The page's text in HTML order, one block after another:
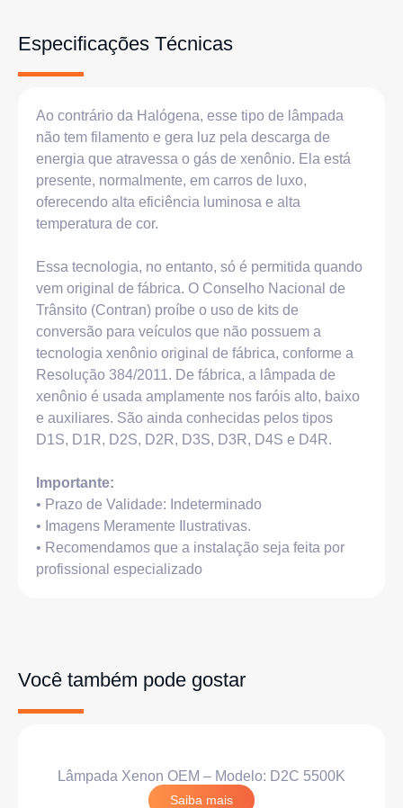
Especificações Técnicas
Ao contrário da Halógena, esse tipo de lâmpada
não tem filamento e gera luz pela descarga de
energia que atravessa o gás de xenônio. Ela está
presente, normalmente, em carros de luxo,
oferecendo alta eficiência luminosa e alta
temperatura de cor.
Essa tecnologia, no entanto, só é permitida quando
vem original de fábrica. O Conselho Nacional de
Trânsito (Contran) proíbe o uso de kits de
conversão para veículos que não possuem a
tecnologia xenônio original de fábrica, conforme a
Resolução 384/2011. De fábrica, a lâmpada de
xenônio é usada amplamente nos faróis alto, baixo
e auxiliares. São ainda conhecidas pelos tipos
D1S, D1R, D2S, D2R, D3S, D3R, D4S e D4R.
Importante:
• Prazo de Validade: Indeterminado
• Imagens Meramente Ilustrativas.
• Recomendamos que a instalação seja feita por
profissional especializado
Você também pode gostar
Lâmpada Xenon OEM – Modelo: D2C 5500K
Saiba mais